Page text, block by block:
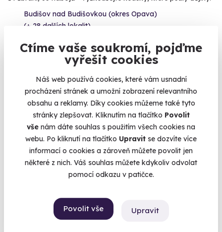
Ctíme vaše soukromí, pojďme
vyřešit cookies
Náš web používá cookies, které vám usnadní
procházení stránek a umožní zobrazení relevantního
obsahu a reklamy. Díky cookies můžeme také tyto
stránky zlepšovat. Kliknutím na tlačítko Povolit
vše nám dáte souhlas s použitím všech cookies na
webu. Po kliknutí na tlačítko Upravit se dozvíte více
informací o cookies a zároveň můžete povolit jen
některé z nich. Váš souhlas můžete kdykoliv odvolat
pomocí odkazu v patičce.
Povolit vše Upravit
Budišov nad Budišovkou (okres Opava)
(+ 28 dalších lokalit)
4 950 Kč
Volný termín už 14. 08. 2026
Zážitková střelba: Průřez arzenálem - 17